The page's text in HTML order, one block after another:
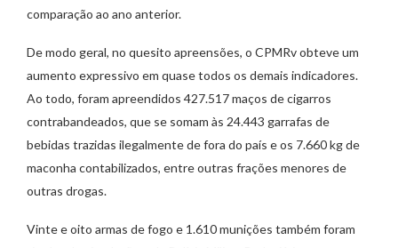
comparação ao ano anterior.
De modo geral, no quesito apreensões, o CPMRv obteve um
aumento expressivo em quase todos os demais indicadores.
Ao todo, foram apreendidos 427.517 maços de cigarros
contrabandeados, que se somam às 24.443 garrafas de
bebidas trazidas ilegalmente de fora do país e os 7.660 kg de
maconha contabilizados, entre outras frações menores de
outras drogas.
Vinte e oito armas de fogo e 1.610 munições também foram